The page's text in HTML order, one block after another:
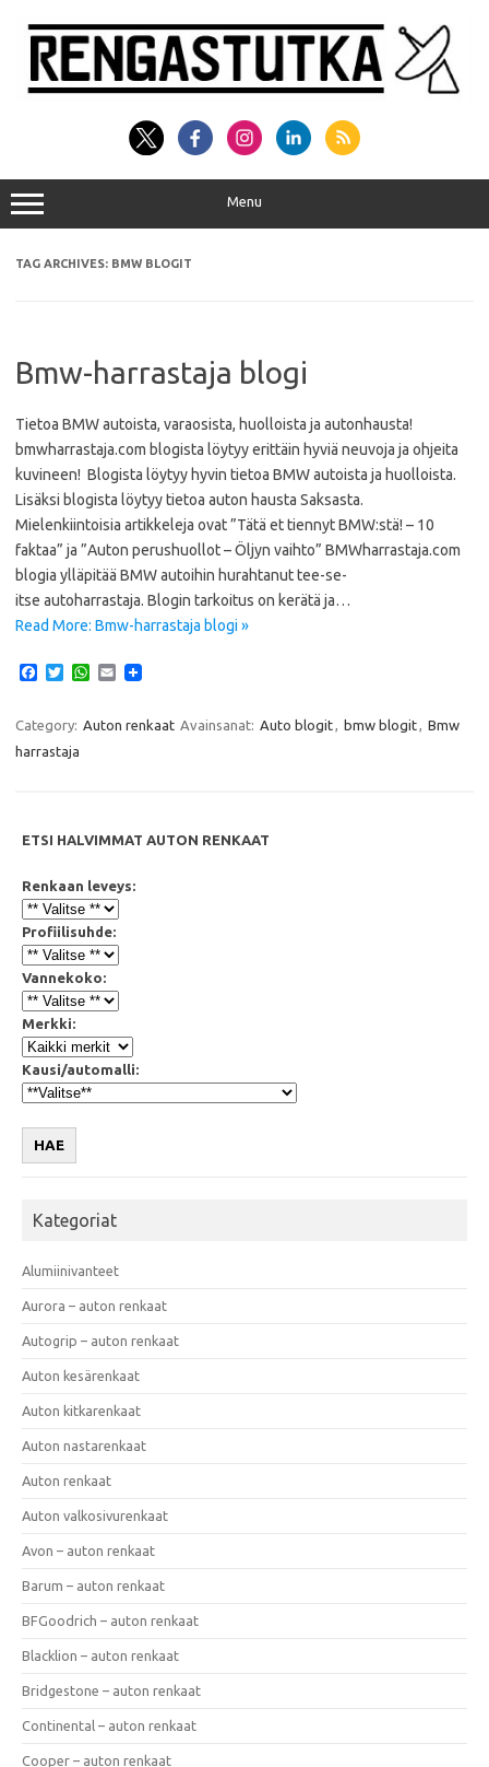
content
Menu
TAG ARCHIVES: BMW BLOGIT
Bmw-harrastaja blogi
Tietoa BMW autoista, varaosista, huolloista ja autonhausta!
bmwharrastaja.com blogista löytyy erittäin hyviä neuvoja ja ohjeita
kuvineen! Blogista löytyy hyvin tietoa BMW autoista ja huolloista.
Lisäksi blogista löytyy tietoa auton hausta Saksasta.
Mielenkiintoisia artikkeleja ovat ”Tätä et tiennyt BMW:stä! – 10
faktaa” ja ”Auton perushuollot – Öljyn vaihto” BMWharrastaja.com
blogia ylläpitää BMW autoihin hurahtanut tee-se-
itse autoharrastaja. Blogin tarkoitus on kerätä ja…
Read More: Bmw-harrastaja blogi »
e
o
T
t
e
W
t
E
i
Category: Auton renkaat Avainsanat: Auto blogit bmw blogit
Bmw
harrastaja
ETSI HALVIMMAT AUTON RENKAAT
Renkaan leveys:
Profiilisuhde:
Vannekoko:
Merkki:
Kausi/automalli:
HAE
Kategoriat
Alumiinivanteet
Aurora – auton renkaat
Autogrip – auton renkaat
Auton kesärenkaat
Auton kitkarenkaat
Auton nastarenkaat
Auton renkaat
Auton valkosivurenkaat
Avon – auton renkaat
Barum – auton renkaat
BFGoodrich – auton renkaat
Blacklion – auton renkaat
Bridgestone – auton renkaat
Continental – auton renkaat
Cooper – auton renkaat